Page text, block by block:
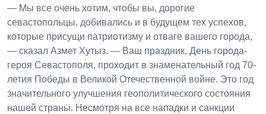
— Мы все очень хотим, чтобы вы, дорогие
севастопольцы, добивались и в будущем тех успехов,
которые присущи патриотизму и отваге вашего города,
— сказал Азмет Хутыз. — Ваш праздник, День города-
героя Севастополя, проходит в знаменательный год 70-
летия Победы в Великой Отечественной войне. Это год
значительного улучшения геополитического состояния
нашей страны. Несмотря на все нападки и санкции